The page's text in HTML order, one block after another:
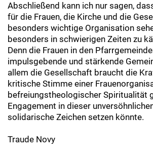
Abschließend kann ich nur sagen,
für die Frauen, die Kirche und die
besonders wichtige Organisation
besonders in schwierigen Zeiten zu
Denn die Frauen in den
impulsgebende und stärkende
allem die Gesellschaft braucht die
kritische Stimme einer
befreiungstheologischer Spiritualität
Engagement in dieser
solidarische Zeichen setzen könnte.
Traude Novy